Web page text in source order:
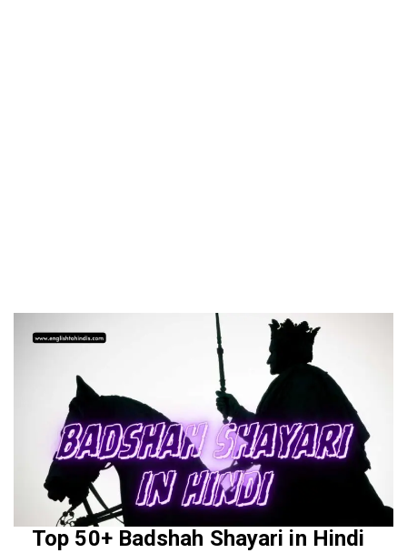
Top 50+ Badshah Shayari in Hindi